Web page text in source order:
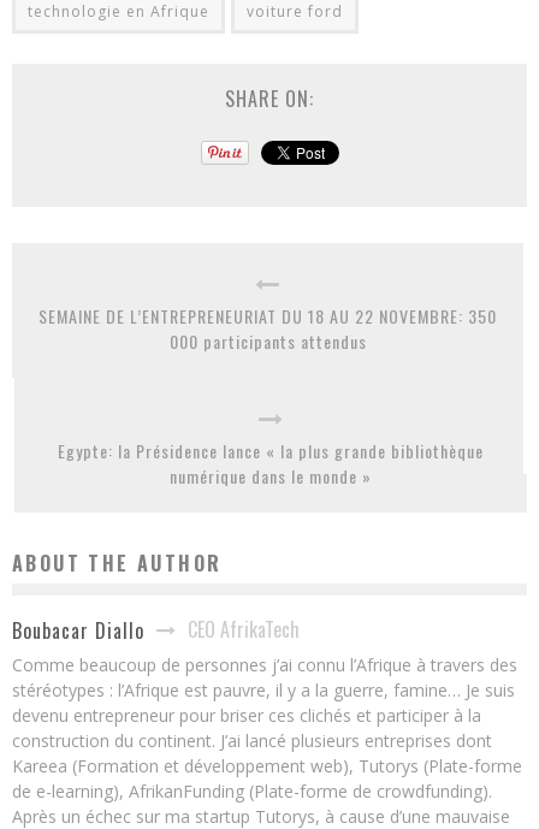
technologie en Afrique voiture ford
SHARE ON:
SEMAINE DE L’ENTREPRENEURIAT DU 18 AU 22 NOVEMBRE: 350
000 participants attendus
Egypte: la Présidence lance « la plus grande bibliothèque
numérique dans le monde »
ABOUT THE AUTHOR
Boubacar Diallo CEO AfrikaTech
Comme beaucoup de personnes j’ai connu l’Afrique à travers des
stéréotypes : l’Afrique est pauvre, il y a la guerre, famine… Je suis
devenu entrepreneur pour briser ces clichés et participer à la
construction du continent. J’ai lancé plusieurs entreprises dont
Kareea (Formation et développement web), Tutorys (Plate-forme
de e-learning), AfrikanFunding (Plate-forme de crowdfunding).
Après un échec sur ma startup Tutorys, à cause d’une mauvaise